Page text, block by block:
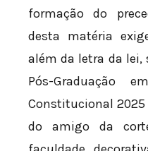
formação do
desta matéria
além da letra da lei,
Pós-Graduação
Constitucional 2025
do amigo da